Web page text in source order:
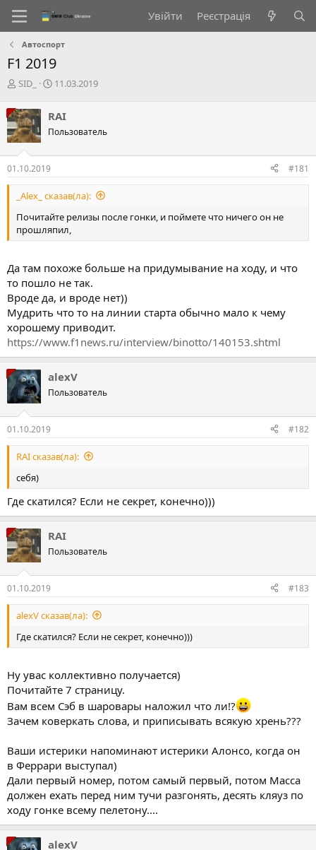
Увійти Реєстрація
Автоспорт
F1 2019
А
т
о
р
т
е
м
и
SID_
Д
а
с
в
р
е
н
я
11.03.2019
RAI
Пользователь
01.10.2019 #181
_Alex_ сказав(ла):
Почитайте релизы после гонки, и поймете что ничего он не
прошляпил,
Да там похоже больше на придумывание на ходу, и что
то пошло не так.
Вроде да, и вроде нет))
Мудрить что то на линии старта обычно мало к чему
хорошему приводит.
https://www.f1news.ru/interview/binotto/140153.shtml
alexV
Пользователь
01.10.2019 #182
RAI сказав(ла):
себя)
Где скатился? Если не секрет, конечно)))
RAI
Пользователь
01.10.2019 #183
alexV сказав(ла):
Где скатился? Если не секрет, конечно)))
Ну увас коллективно получается)
Почитайте 7 страницу.
Вам всем Сэб в шаровары наложил что ли!?
Зачем коверкать слова, и приписывать всякую хрень???
Ваши истерики напоминают истерики Алонсо, когда он
в Феррари выступал)
Дали первый номер, потом самый первый, потом Масса
должен ехать перед ним тучи разгонять, десять кляуз по
ходу гонке всему пелетону....
alexV